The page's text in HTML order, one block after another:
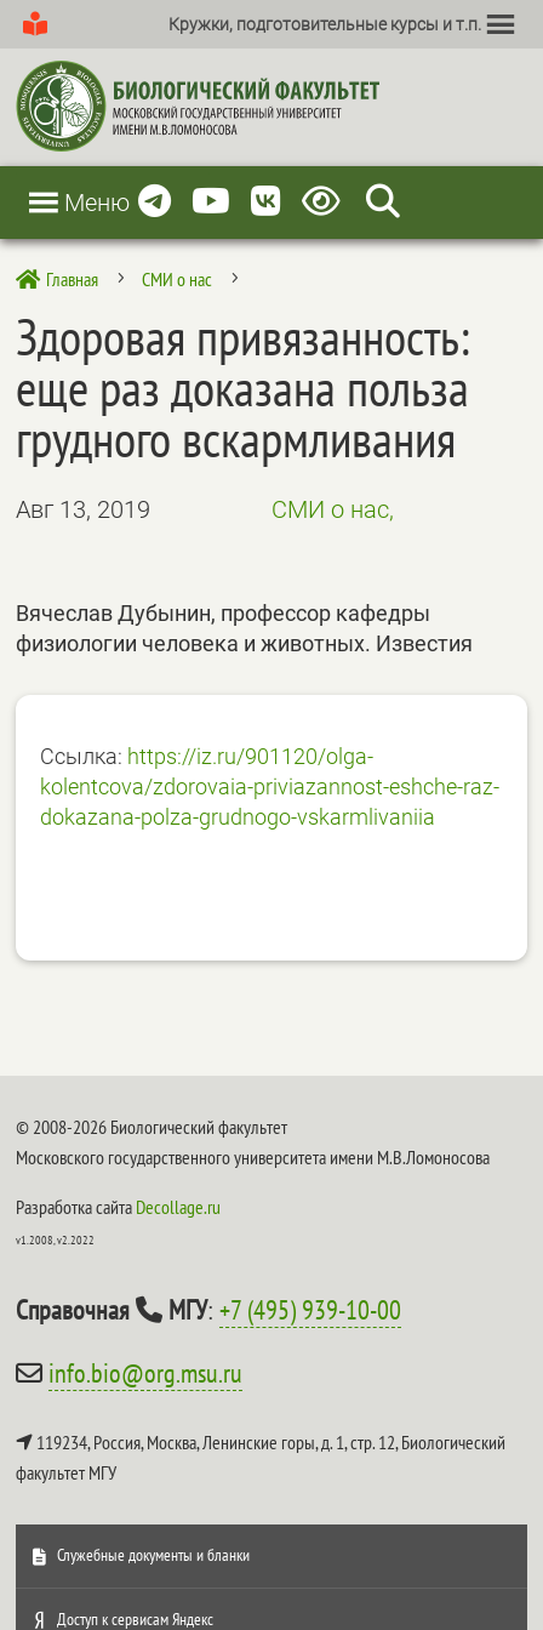
Кружки, подготовительные курсы и т.п.
Меню
 Главная 5 СМИ о нас 5
Здоровая привязанность:
еще раз доказана польза
грудного вскармливания
Авг 13, 2019 СМИ о нас,
Вячеслав Дубынин, профессор кафедры
физиологии человека и животных. Известия
Ссылка: https://iz.ru/901120/olga-
kolentcova/zdorovaia-priviazannost-eshche-raz-
dokazana-polza-grudnogo-vskarmlivaniia
© 2008-2026 Биологический факультет
Московского государственного университета имени М.В.Ломоносова
Разработка сайта Decollage.ru
v1.2008, v2.2022
Справочная МГУ:+7 (495) 939-10-00
info.bio@org.msu.ru
119234, Россия, Москва, Ленинские горы, д. 1, стр. 12,Биологический
факультет МГУ
Служебные документы и бланки
Доступ к сервисам Яндекс